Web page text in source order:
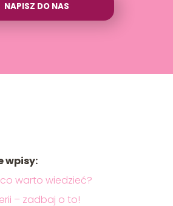
NAPISZ DO NAS
wpisy:
warto wiedzieć?
– zadbaj o to!